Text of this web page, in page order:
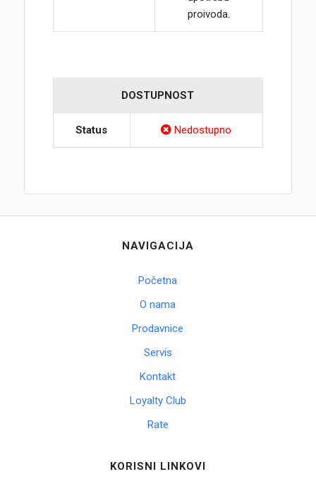
proivoda.
DOSTUPNOST
Status Nedostupno
NAVIGACIJA
Početna
O nama
Prodavnice
Servis
Kontakt
Loyalty Club
Rate
KORISNI LINKOVI